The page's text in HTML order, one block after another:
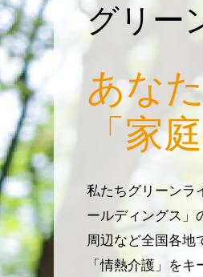
グリー
あな
「家
私たちグリーンラ
ールディングス」
周辺など全国各地
「情熱介護」を